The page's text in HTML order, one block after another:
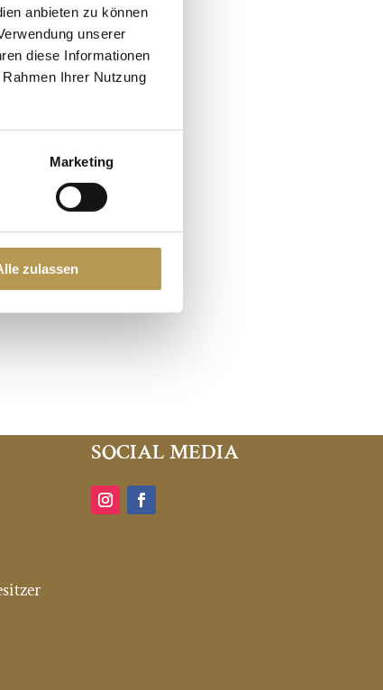
anbieten zu können
unserer
diese Informationen
Ihrer Nutzung
Marketing
zulassen
SOCIAL MEDIA